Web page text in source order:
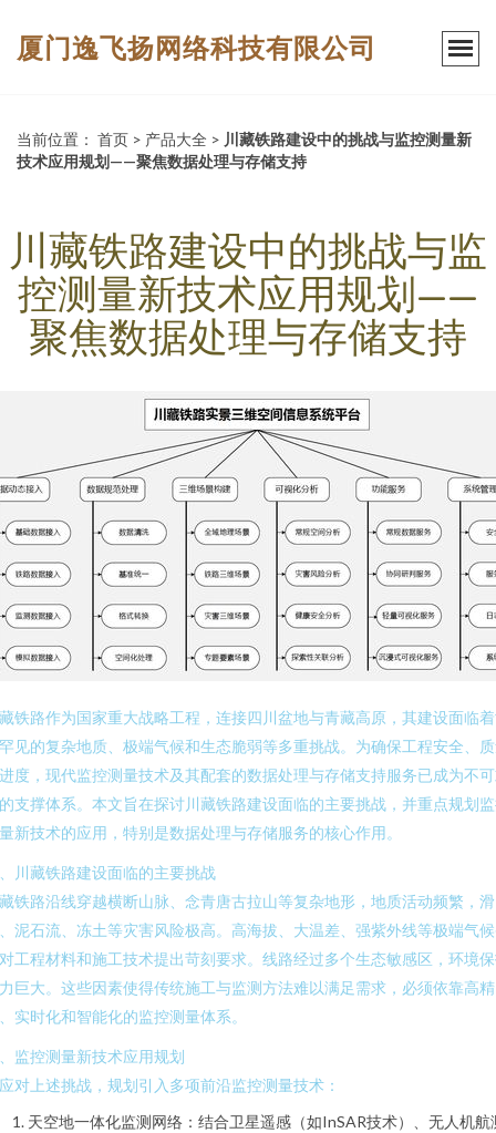
厦门逸飞扬网络科技有限公司
当前位置： 首页 > 产品大全 > 川藏铁路建设中的挑战与监控测量新
技术应用规划——聚焦数据处理与存储支持
川藏铁路建设中的挑战与监
控测量新技术应用规划——
聚焦数据处理与存储支持
铁路作为国家重大战略工程，连接四川盆地与青藏高原，其建设面临
见的复杂地质、极端气候和生态脆弱等多重挑战。为确保工程安全、
度，现代监控测量技术及其配套的数据处理与存储支持服务已成为不
支撑体系。本文旨在探讨川藏铁路建设面临的主要挑战，并重点规划
新技术的应用，特别是数据处理与存储服务的核心作用。
川藏铁路建设面临的主要挑战
铁路沿线穿越横断山脉、念青唐古拉山等复杂地形，地质活动频繁，滑
泥石流、冻土等灾害风险极高。高海拔、大温差、强紫外线等极端气
工程材料和施工技术提出苛刻要求。线路经过多个生态敏感区，环境
巨大。这些因素使得传统施工与监测方法难以满足需求，必须依靠高精
实时化和智能化的监控测量体系。
监控测量新技术应用规划
对上述挑战，规划引入多项前沿监控测量技术：
天空地一体化监测网络：结合卫星遥感（如InSAR技术）、无人机航